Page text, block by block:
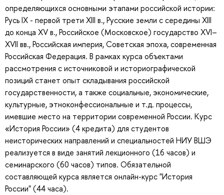
определяющихся основными этапами российской истории:
Русь IX - первой трети XIII в., Русские земли с середины XIII
до конца XV в., Российское (Московское) государство XVI–
XVII вв., Российская империя, Советская эпоха, современная
Российская Федерация. В рамках курса объектами
рассмотрения с источниковой и историографической
позиций станет опыт складывания российской
государственности, а также социальные, экономические,
культурные, этноконфессиональные и т.д. процессы,
имевшие место на территории современной России. Курс
«История России» (4 кредита) для студентов
неисторических направлений и специальностей НИУ ВШЭ
реализуется в виде занятий лекционного (16 часов) и
семинарского (60 часов) типов. Обязательной
составляющей курса является онлайн-курс "История
России" (44 часа).